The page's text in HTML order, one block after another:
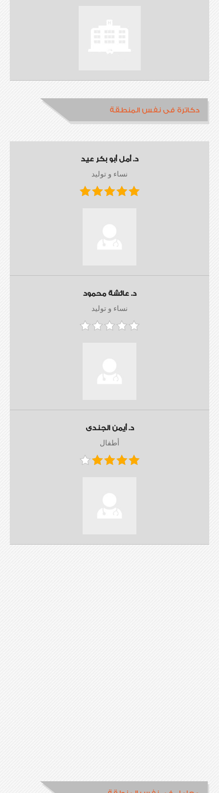
دكاترة فى نفس المنطقة
د. أمل أبو بكر عيد
نساء و توليد
د. عائشة محمود
نساء و توليد
د. أيمن الجندى
أطفال